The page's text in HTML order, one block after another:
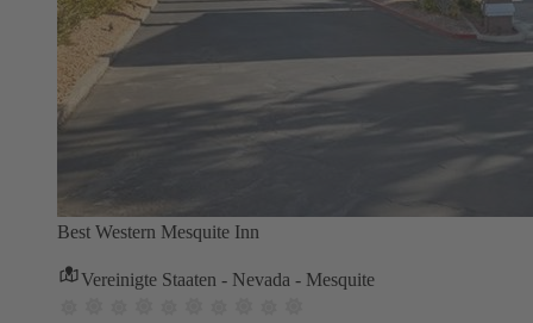
Best Western Mesquite Inn
Vereinigte Staaten - Nevada - Mesquite